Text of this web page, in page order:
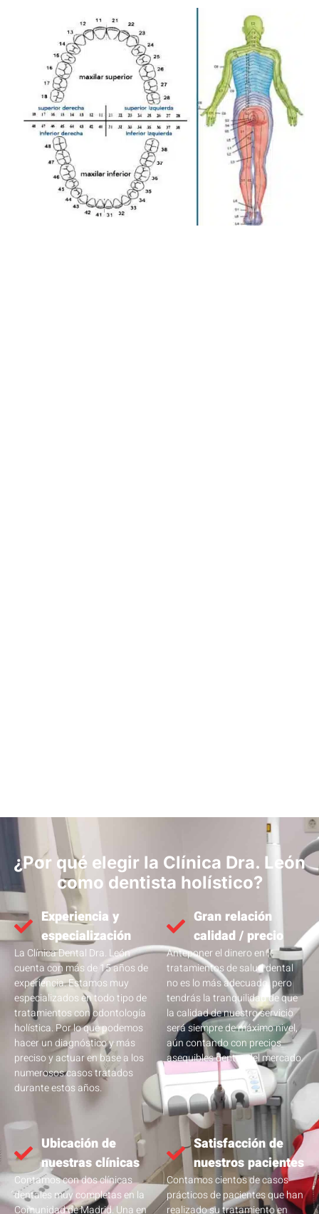
¿Por qué elegir la Clínica Dra. León
como dentista holístico?
Experiencia y
especialización
La Clínica Dental Dra. León
cuenta con más de 15 años de
experiencia. Estamos muy
especializados en todo tipo de
tratamientos con odontología
holística. Por lo que podemos
hacer un diagnóstico y más
preciso y actuar en base a los
numerosos casos tratados
durante estos años.
Gran relación
calidad / precio
Anteponer el dinero en
tratamientos de salud dental
no es lo más adecuado, pero
tendrás la tranquilidad de que
la calidad de nuestro servicio
será siempre de máximo nivel,
aún contando con precios
asequibles dentro del mercado.
Ubicación de
nuestras clínicas
Contamos con dos clínicas
dentales muy completas en la
Comunidad de Madrid. Una en
Satisfacción de
nuestros pacientes
Contamos cientos de casos
prácticos de pacientes que han
realizado su tratamiento en